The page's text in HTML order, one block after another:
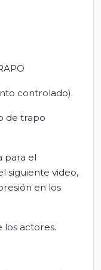
controlado).
de trapo
para el
siguiente video,
en los
los actores.